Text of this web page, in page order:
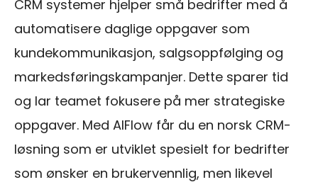
CRM systemer hjelper små bedrifter med å
automatisere daglige oppgaver som
kundekommunikasjon, salgsoppfølging og
markedsføringskampanjer. Dette sparer tid
og lar teamet fokusere på mer strategiske
oppgaver. Med AIFlow får du en norsk CRM-
løsning som er utviklet spesielt for bedrifter
som ønsker en brukervennlig, men likevel